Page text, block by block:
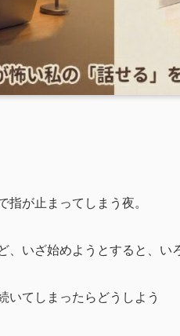
指が止まってしまう夜。
、いざ始めようとすると、い
いてしまったらどうしよう